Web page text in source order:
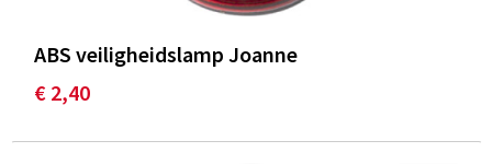
ABS veiligheidslamp Joanne
€ 2,40